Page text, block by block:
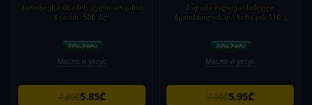
პარიზიენა-შხაპის გელი არგანის
ზეთით. 500 მლ
Масло и уксус
7.80₾5.85₾
მადამა ოლივა-პაშტეტი
ზეთისხილის და წიწაკის 110 გ
Масло и уксус
7.90₾5.95₾